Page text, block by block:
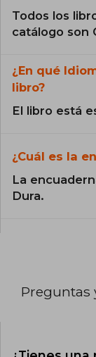
Todos los
catálogo son
¿En qué
libro?
El libro está
¿Cuál es la
La
Dura.
Preguntas